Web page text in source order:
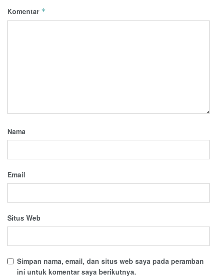
Komentar *
Nama
Email
Situs Web
Simpan nama, email, dan situs web saya pada peramban
ini untuk komentar saya berikutnya.